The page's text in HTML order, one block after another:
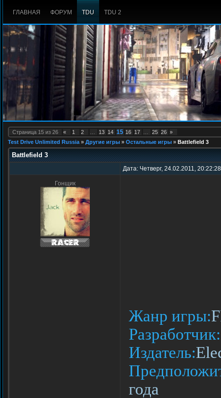
ГЛАВНАЯ ФОРУМ TDU TDU 2
Страница 15 из 26 « 1 2 13 14 15 16 17 25 26 »
Test Drive Unlimited Russia » Другие игры » Остальные игры » Battlefield 3
Battlefield 3
Дата: Четверг, 24.02.2011,
Гонщик
Жанр игры:
Разработчик:
Издатель:
года